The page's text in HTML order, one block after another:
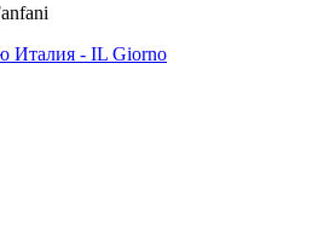
Италия - IL Giorno